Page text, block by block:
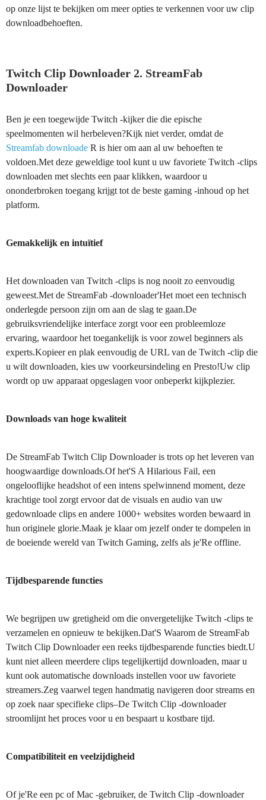
op onze lijst te bekijken om meer opties te verkennen voor uw clip
downloadbehoeften.
Twitch Clip Downloader 2. StreamFab
Downloader
Ben je een toegewijde Twitch -kijker die die epische
speelmomenten wil herbeleven?Kijk niet verder, omdat de
Streamfab downloade R is hier om aan al uw behoeften te
voldoen.Met deze geweldige tool kunt u uw favoriete Twitch -clips
downloaden met slechts een paar klikken, waardoor u
ononderbroken toegang krijgt tot de beste gaming -inhoud op het
platform.
Gemakkelijk en intuïtief
Het downloaden van Twitch -clips is nog nooit zo eenvoudig
geweest.Met de StreamFab -downloader'Het moet een technisch
onderlegde persoon zijn om aan de slag te gaan.De
gebruiksvriendelijke interface zorgt voor een probleemloze
ervaring, waardoor het toegankelijk is voor zowel beginners als
experts.Kopieer en plak eenvoudig de URL van de Twitch -clip die
u wilt downloaden, kies uw voorkeursindeling en Presto!Uw clip
wordt op uw apparaat opgeslagen voor onbeperkt kijkplezier.
Downloads van hoge kwaliteit
De StreamFab Twitch Clip Downloader is trots op het leveren van
hoogwaardige downloads.Of het'S A Hilarious Fail, een
ongelooflijke headshot of een intens spelwinnend moment, deze
krachtige tool zorgt ervoor dat de visuals en audio van uw
gedownloade clips en andere 1000+ websites worden bewaard in
hun originele glorie.Maak je klaar om jezelf onder te dompelen in
de boeiende wereld van Twitch Gaming, zelfs als je'Re offline.
Tijdbesparende functies
We begrijpen uw gretigheid om die onvergetelijke Twitch -clips te
verzamelen en opnieuw te bekijken.Dat'S Waarom de StreamFab
Twitch Clip Downloader een reeks tijdbesparende functies biedt.U
kunt niet alleen meerdere clips tegelijkertijd downloaden, maar u
kunt ook automatische downloads instellen voor uw favoriete
streamers.Zeg vaarwel tegen handmatig navigeren door streams en
op zoek naar specifieke clips–De Twitch Clip -downloader
stroomlijnt het proces voor u en bespaart u kostbare tijd.
Compatibiliteit en veelzijdigheid
Of je'Re een pc of Mac -gebruiker, de Twitch Clip -downloader